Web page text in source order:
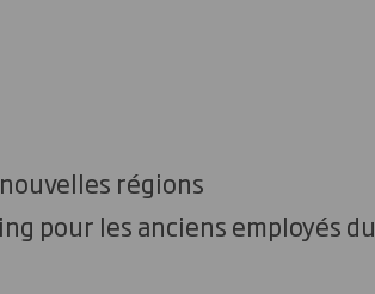
régions
pour les anciens employés du